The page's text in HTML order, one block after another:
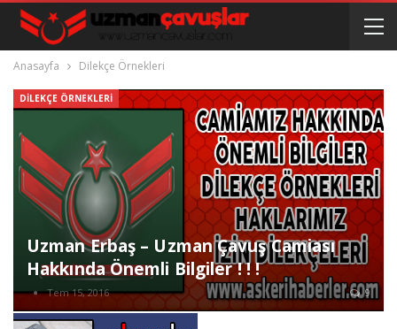
Anasayfa Dilekçe Örnekleri
DILEKÇE ÖRNEKLERI
Uzman Erbaş – Uzman Çavuş Camiası
Hakkında Önemli Bilgiler ! ! !
Tem 15, 2016 9